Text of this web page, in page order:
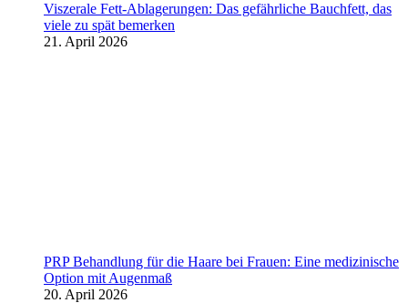
Viszerale Fett-Ablagerungen: Das gefährliche Bauchfett, das
viele zu spät bemerken
21. April 2026
PRP Behandlung für die Haare bei Frauen: Eine medizinische
Option mit Augenmaß
20. April 2026